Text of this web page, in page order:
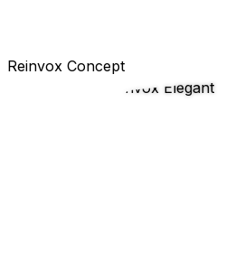
Reinvox Concept